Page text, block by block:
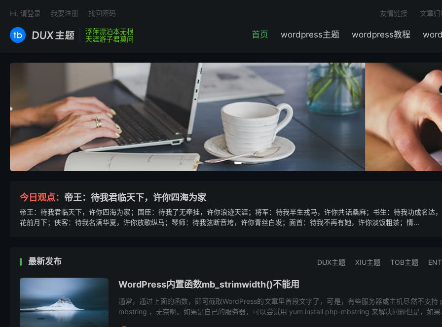
浮萍漂泊本无根
天涯游子君莫问
首页 wordpress主题 wordpress教程
友情链接 文章归
Hi, 请登录 我要注册 找回密码
今日观点： 帝王：待我君临天下，许你四海为家
帝王：待我君临天下，许你四海为家；国臣：待我了无牵挂，许你浪迹天涯；将军：待我半生戎马，许你共话桑麻；书生：待我功成名达
花前月下；侠客：待我名满华夏，许你放歌纵马；琴师：待我弦断音垮，许你青丝白发；面首：待我不再有她，许你淡饭粗茶；情...
最新发布 DUX主题 XIU主题 TOB主题
WordPress内置函数mb_strimwidth()不能用
通常，通过上面的函数，即可截取WordPress的文章里首段文字了，可是，有些服务器或主机尽然不支持
mbstring ，无奈啊。如果是自己的服务器，可以尝试用 yum install php-mbstring 来解决问题但是，如果